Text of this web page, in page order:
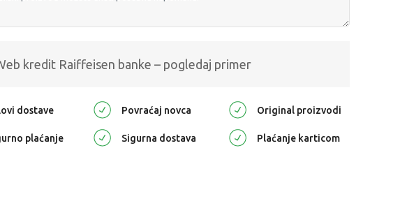
kredit Raiffeisen banke – pogledaj primer
dostave Povraćaj novca Original proizvodi
plaćanje Sigurna dostava Plaćanje karticom